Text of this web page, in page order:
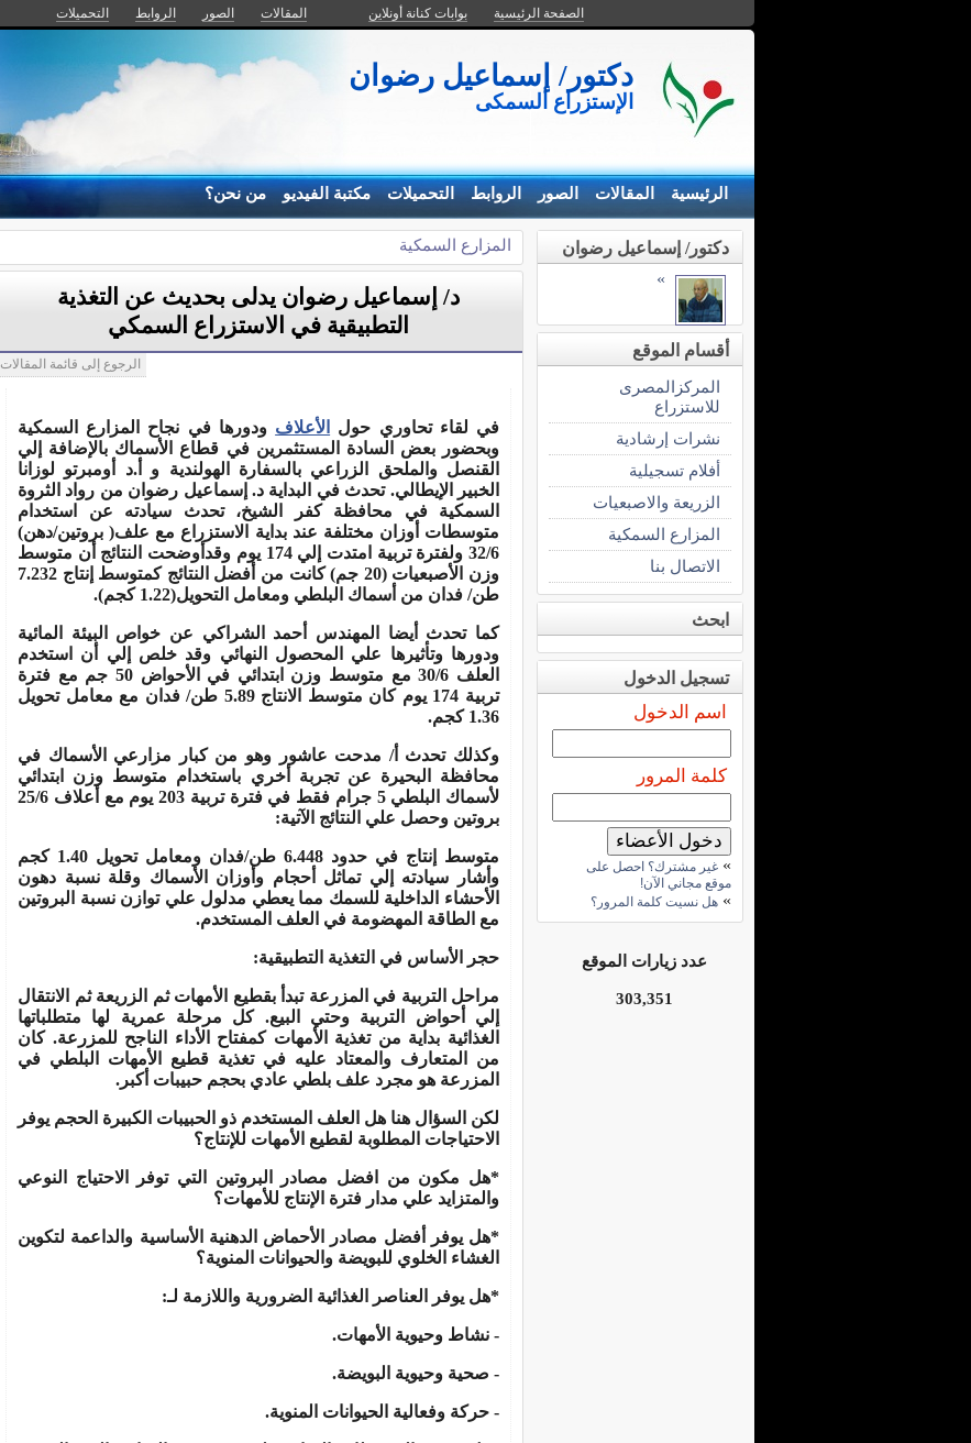
الصفحة الرئيسية بوابات كنانة أونلاين المقالات الصور الروابط التحميلات
دكتور/ إسماعيل رضوان
الإستزراع السمكى
الرئيسية المقالات الصور الروابط التحميلات مكتبة الفيديو من نحن؟
المزارع السمكية
د/ إسماعيل رضوان يدلى بحديث عن التغذية
التطبيقية في الاستزراع السمكي
الرجوع إلى قائمة المقالات
في لقاء تحاوري حول الأعلاف ودورها في نجاح المزارع السمكية
وبحضور بعض السادة المستثمرين في قطاع الأسماك بالإضافة إلي
القنصل والملحق الزراعي بالسفارة الهولندية و
أ.د أومبرتو لوزانا
الخبير الإيطالي. تحدث في البداية د. إسماعيل رضوان من رواد الثروة
السمكية في محافظة كفر الشيخ، تحدث سيادته عن استخدام
متوسطات أوزان مختلفة عند بداية الاستزراع مع علف( بروتين/دهن)
32/6 ولفترة تربية امتدت إلي 174 يوم وقدأوضحت النتائج أن متوسط
وزن الأصبعيات (20 جم) كانت من أفضل النتائج كمتوسط إنتاج 7.232
طن/ فدان من أسماك البلطي ومعامل التحويل(1.22 كجم).
كما تحدث أيضا المهندس أحمد الشراكي عن خواص البيئة المائية
ودورها وتأثيرها علي المحصول النهائي وقد خلص إلي أن استخدم
العلف 30/6 مع متوسط وزن ابتدائي في الأحواض 50 جم مع فترة
تربية 174 يوم كان متوسط الانتاج 5.89 طن/ فدان مع معامل تحويل
1.36 كجم.
وكذلك تحدث أ/ مدحت عاشور وهو من كبار مزارعي الأسماك في
محافظة البحيرة عن تجربة أخري باستخدام متوسط وزن ابتدائي
لأسماك البلطي 5 جرام فقط في فترة تربية 203 يوم مع أعلاف 25/6
بروتين وحصل علي النتائج الآتية:
متوسط إنتاج في حدود 6.448 طن/فدان ومعامل تحويل 1.40 كجم
وأشار سيادته إلي تماثل أحجام وأوزان الأسماك وقلة نسبة دهون
الأحشاء الداخلية للسمك مما يعطي مدلول علي توازن نسبة البروتين
مع الطاقة المهضومة في العلف المستخدم.
حجر الأساس في التغذية التطبيقية:
مراحل التربية في المزرعة تبدأ بقطيع الأمهات ثم الزريعة ثم الانتقال
إلي أحواض التربية وحتي البيع. كل مرحلة عمرية لها متطلباتها
الغذائية بداية من تغذية الأمهات كمفتاح الأداء الناجح للمزرعة. كان
من المتعارف والمعتاد عليه في تغذية قطيع الأمهات البلطي في
المزرعة هو مجرد علف بلطي عادي بحجم حبيبات أكبر.
لكن السؤال هنا هل العلف المستخدم ذو الحبيبات الكبيرة الحجم يوفر
الاحتياجات المطلوبة لقطيع الأمهات للإنتاج؟
*هل مكون من افضل مصادر البروتين التي توفر الاحتياج النوعي
والمتزايد علي مدار فترة الإنتاج للأمهات؟
*هل يوفر أفضل مصادر الأحماض الدهنية الأساسية والداعمة لتكوين
الغشاء الخلوي للبويضة والحيوانات المنوية؟
*هل يوفر العناصر الغذائية الضرورية واللازمة لـ:
- نشاط وحيوية الأمهات.
- صحية وحيوية البويضة.
- حركة وفعالية الحيوانات المنوية.
دكتور/ إسماعيل رضوان
»
أقسام الموقع
المركزالمصرى
للاستزراع
نشرات إرشادية
أفلام تسجيلية
الزريعة والاصبعيات
المزارع السمكية
الاتصال بنا
ابحث
تسجيل الدخول
اسم الدخول
كلمة المرور
» غير مشترك؟ احصل على
موقع مجاني الآن!
» هل نسيت كلمة المرور؟
عدد زيارات الموقع
303,351